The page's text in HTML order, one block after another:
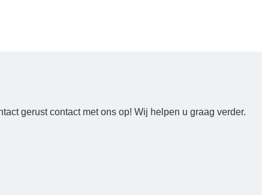
gerust contact met ons op! Wij helpen u graag verder.